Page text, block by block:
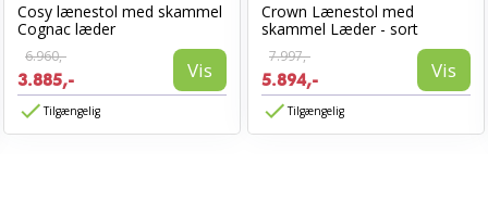
Cosy lænestol med skammel
Cognac læder
6.960,-
3.885,- Vis
Tilgængelig
Crown Lænestol med
skammel Læder - sort
7.997,-
5.894,- Vis
Tilgængelig